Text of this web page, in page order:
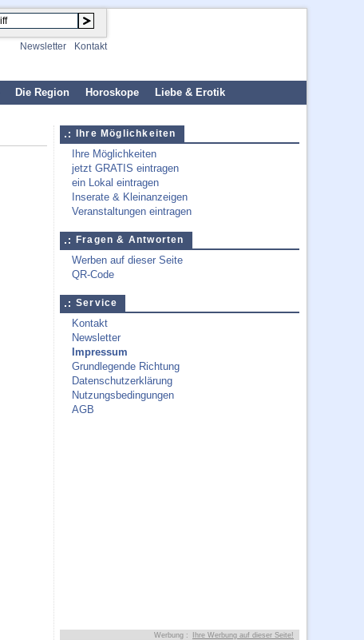
Newsletter Kontakt
Die Region Horoskope Liebe & Erotik
Ihre Möglichkeiten
Ihre Möglichkeiten
jetzt GRATIS eintragen
ein Lokal eintragen
Inserate & Kleinanzeigen
Veranstaltungen eintragen
Fragen & Antworten
Werben auf dieser Seite
QR-Code
Service
Kontakt
Newsletter
Impressum
Grundlegende Richtung
Datenschutzerklärung
Nutzungsbedingungen
AGB
Werbung : Ihre Werbung auf dieser Seite!